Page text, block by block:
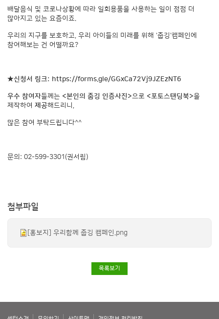
배달음식 및 코로나상황에 따라 일회용품을 사용하는 일이 점점 더
많아지고 있는 요즘이죠.
우리의 지구를 보호하고, 우리 아이들의 미래를 위해 '줍깅'캠페인에
참여해보는 건 어떨까요?
★신청서 링크: https://forms.gle/GGxCa72Vj9JZEzNT6
우수 참여자들께는 <본인의 줍깅 인증사진>으로 <포토스탠딩북>을
제작하여 제공해드리니,
많은 참여 부탁드립니다^^
문의: 02-599-3301(권서림)
첨부파일
[홍보지] 우리함께 줍깅 캠페인.png
목록보기